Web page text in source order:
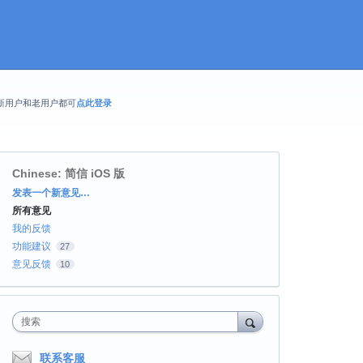
用户和老用户都可点此登录
Chinese: 简信 iOS 版
分
发表一个新意见…
所有意见
我的反馈
功能建议
27
意见反馈 10
搜索
联系客服